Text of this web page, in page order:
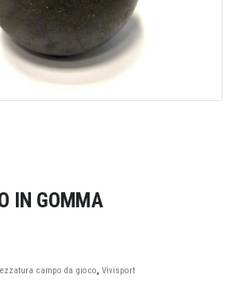
IN GOMMA
campo da gioco Vivisport